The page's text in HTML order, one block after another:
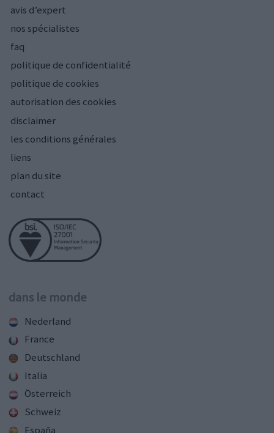
avis d’expert
nos spécialistes
faq
politique de confidentialité
politique de cookies
autorisation des cookies
disclaimer
les conditions générales
liens
plan du site
contact
dans le monde
Nederland
France
Deutschland
Italia
Österreich
Schweiz
España